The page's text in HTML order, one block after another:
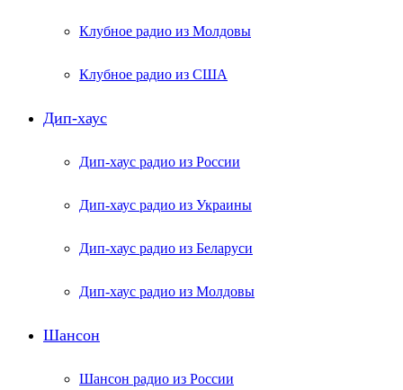
Клубное радио из Молдовы
Клубное радио из США
Дип-хаус
Дип-хаус радио из России
Дип-хаус радио из Украины
Дип-хаус радио из Беларуси
Дип-хаус радио из Молдовы
Шансон
Шансон радио из России